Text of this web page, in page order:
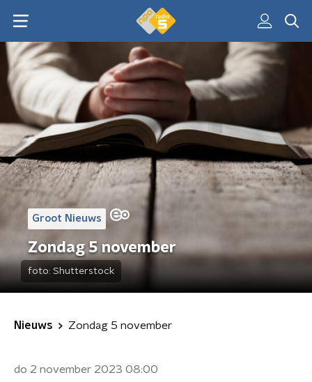
Groot Nieuws
Zondag 5 november
foto: Shutterstock
Nieuws Zondag 5 november
do 2 november 2023 08:00